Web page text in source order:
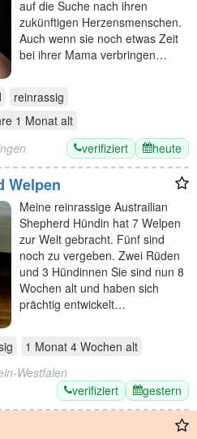
auf die Suche nach ihren
zukünftigen Herzensmenschen.
Auch wenn sie noch etwas Zeit
bei ihrer Mama verbringen…
reinrassig
1 Monatalt
verifiziert heute
Austrailian Shepherd Welpen
Meine reinrassige Austrailian
Shepherd Hündin hat 7 Welpen
zur Welt gebracht. Fünf sind
noch zu vergeben. Zwei Rüden
und 3 Hündinnen Sie sind nun 8
Wochen alt und haben sich
prächtig entwickelt…
1 Monat 4 Wochen alt
Westfalen
verifiziert
gestern